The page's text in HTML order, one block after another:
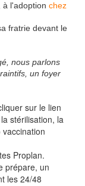
à l'adoption chez
fratrie devant le
nous parlons
un foyer
sur le lien
stérilisation, la
Proplan.
prépare, un
les 24/48